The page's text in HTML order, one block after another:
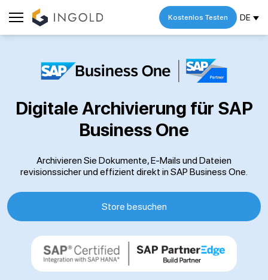
DE
Kostenlos Testen
Digitale Archivierung für SAP
Business One
Archivieren Sie Dokumente, E-Mails und Dateien
revisionssicher und effizient direkt in SAP Business One.
Store besuchen